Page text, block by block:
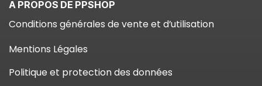
A PROPOS DE PPSHOP
Conditions générales de vente et d’utilisation
Mentions Légales
Politique et protection des données